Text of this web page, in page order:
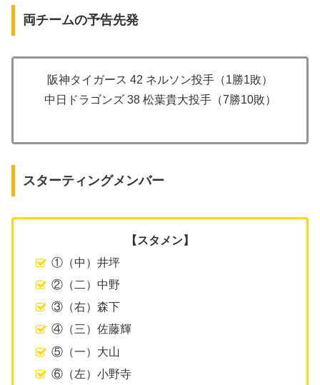
両チームの予告先発
阪神タイガース 42 ネルソン投手（1勝1敗）
中日ドラゴンズ 38 松葉貴大投手（7勝10敗）
スターティングメンバー
【スタメン】
①（中）井坪
②（二）中野
③（右）森下
④（三）佐藤輝
⑤（一）大山
⑥（左）小野寺